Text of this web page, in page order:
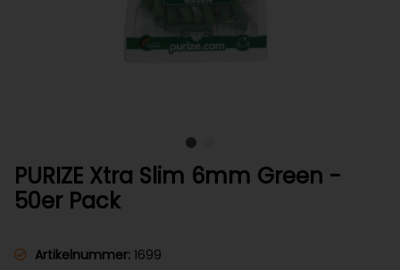
PURIZE Xtra Slim 6mm Green -
50er Pack
Artikelnummer: 1699